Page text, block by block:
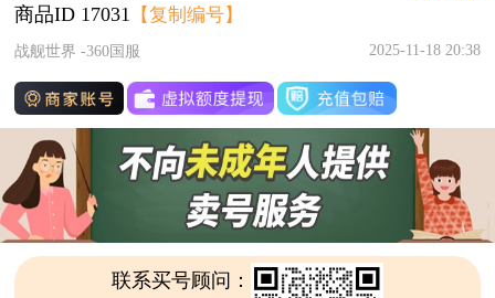
商品ID 17031 【复制编号】
战舰世界 -360国服 2025-11-18 20:38
联系买号顾问：